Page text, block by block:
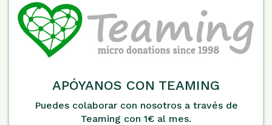
APÓYANOS CON TEAMING
Puedes colaborar con nosotros a través de
Teaming con 1€ al mes.